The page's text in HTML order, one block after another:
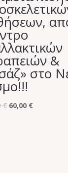
&
στο
€ Original
60,00 €